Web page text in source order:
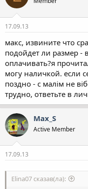
17.09.13
макс, извините что
подойдет ли размер -
оплачивать?я
могу наличкой. если
поздно - с малім не
трудно, ответьте в
Max_S
Active Member
17.09.13
Elina07 сказав(ла):